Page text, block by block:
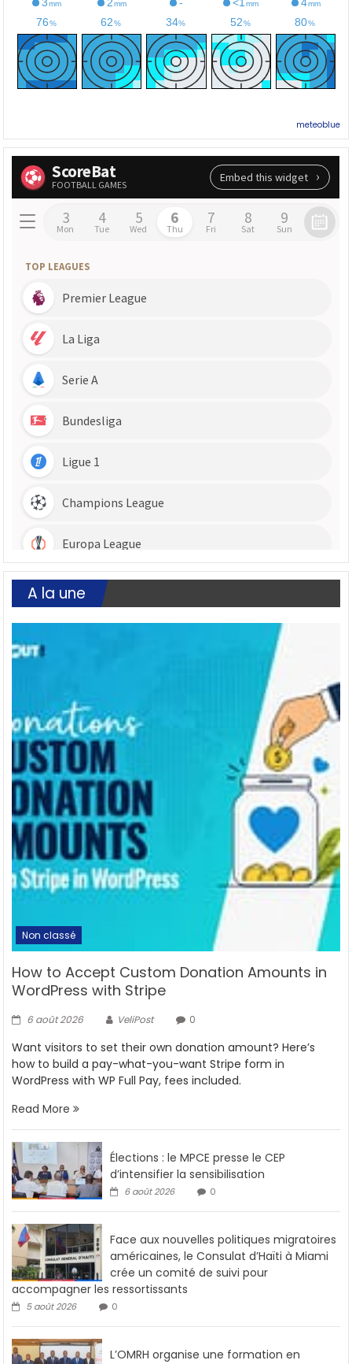
meteoblue
A la une
Non classé
How to Accept Custom Donation Amounts in
WordPress with Stripe
6 août 2026 VeliPost 0
Want visitors to set their own donation amount? Here’s
how to build a pay-what-you-want Stripe form in
WordPress with WP Full Pay, fees included.
Read More
Élections : le MPCE presse le CEP
d’intensifier la sensibilisation
6 août 2026 0
Face aux nouvelles politiques migratoires
américaines, le Consulat d’Haïti à Miami
crée un comité de suivi pour
accompagner les ressortissants
5 août 2026 0
L’OMRH organise une formation en